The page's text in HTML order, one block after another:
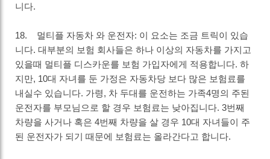
니다.
18. 멀티플 자동차 와 운전자: 이 요소는 조금 트릭이 있습
니다. 대부분의 보험 회사들은 하나 이상의 자동차를 가지고
있을때 멀티플 디스카운를 보험 가입자에게 적용합니다. 하
지만, 10대 자녀를 둔 가정은 자동차당 보다 많은 보험료를
내실수 있습니다. 가령, 차 두대를 운전하는 가족4명의 주된
운전자를 부모님으로 할 경우 보험료는 낮아집니다. 3번째
차량을 사거나 혹은 4번째 차량을 살 경우 10대 자녀들이 주
된 운전자가 되기 때문에 보험료는 올라간다고 합니다.